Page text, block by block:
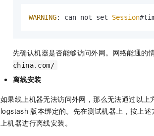
WARNING: can not set Session
先确认机器是否能够访问外网。网络能通的
china.com/
离线安装
如果线上机器无法访问外网，那么无法通过以
logstash 版本绑定的。先在测试机器上，按上
上机器进行离线安装。